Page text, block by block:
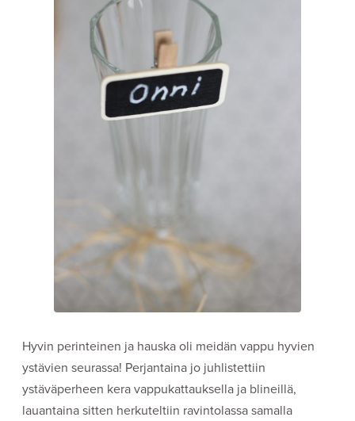
Hyvin perinteinen ja hauska oli meidän vappu hyvien
ystävien seurassa! Perjantaina jo juhlistettiin
ystäväperheen kera vappukattauksella ja blineillä,
lauantaina sitten herkuteltiin ravintolassa samalla